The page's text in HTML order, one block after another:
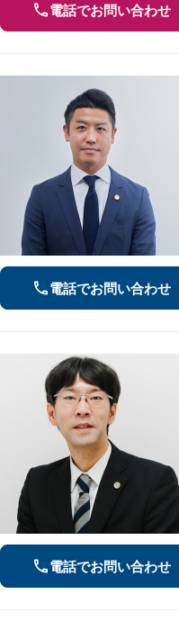
電話でお問い合わせ
電話でお問い合わせ
電話でお問い合わせ